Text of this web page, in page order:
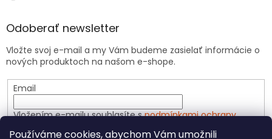
Používáme cookies, abychom Vám umožnili
Odoberať newsletter
Vložte svoj e-mail a my Vám budeme zasielať informácie o
nových produktoch na našom e-shope.
Email
Vložením e-mailu souhlasíte spodmínkami ochrany